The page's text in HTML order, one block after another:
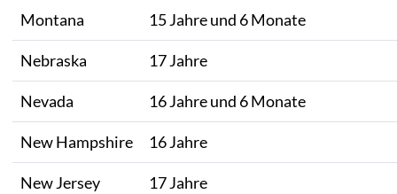
Montana 15 Jahre und 6 Monate
Nebraska 17 Jahre
Nevada 16 Jahre und 6 Monate
New Hampshire 16 Jahre
New Jersey 17 Jahre